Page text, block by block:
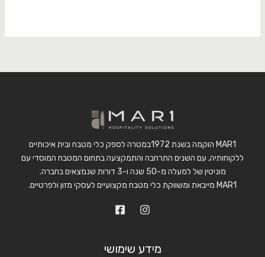
MAR1 הוקמה בשנת 1972במטרה לספק כלי מטבח ובית איכותיים
ללקוחותיה, עם השנים התרחבה והתמקצעה בתחום המטבח המוסדי עם
מוניטין של למעלה מ-50 שנה ו-3 דורות שנמצאים בחברה.
MAR1 מייבאת ומשווקת כלי מטבח מקצועיים לעסקי מזון ולפרטיים.
מידע שימושי